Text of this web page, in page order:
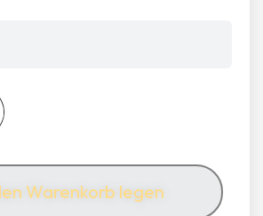
Warenkorb legen